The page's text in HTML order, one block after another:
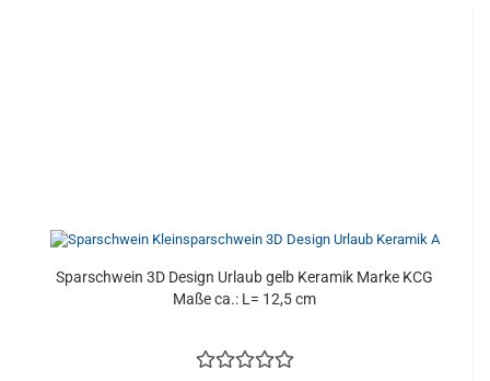
Sparschwein 3D Design Urlaub gelb Keramik Marke KCG
Maße ca.: L= 12,5 cm